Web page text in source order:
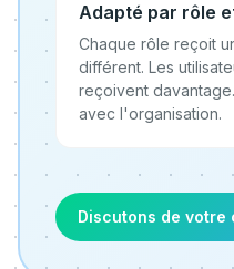
Adapté par rôle
Chaque rôle reçoit
différent. Les
reçoivent
avec l'organisation.
Discutons de votre